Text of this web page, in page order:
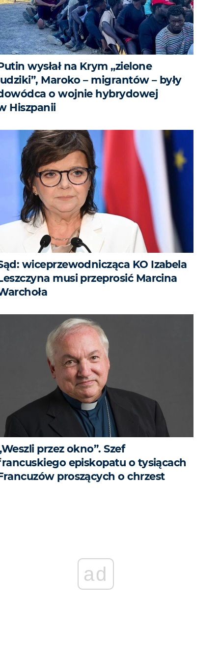
wysłał na Krym „zielone
Maroko – migrantów – były
o wojnie hybrydowej
Hiszpanii
wiceprzewodnicząca KO Izabela
musi przeprosić Marcina
przez okno”. Szef
episkopatu o tysiącach
proszących o chrzest
ad